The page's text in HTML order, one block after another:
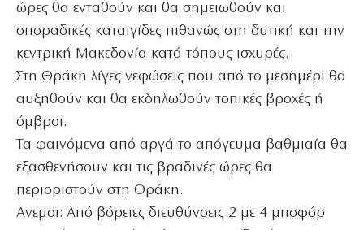
ώρες θα ενταθούν και θα σημειωθούν και
σποραδικές καταιγίδες πιθανώς στη δυτική και την
κεντρική Μακεδονία κατά τόπους ισχυρές.
Στη Θράκη λίγες νεφώσεις που από το μεσημέρι θα
αυξηθούν και θα εκδηλωθούν τοπικές βροχές ή
όμβροι.
Τα φαινόμενα από αργά το απόγευμα βαθμιαία θα
εξασθενήσουν και τις βραδινές ώρες θα
περιοριστούν στη Θράκη.
Ανεμοι: Από βόρειες διευθύνσεις 2 με 4 μποφόρ